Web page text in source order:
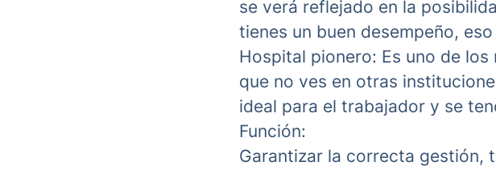
se verá reflejado en la
tienes un buen desempeño,
Hospital pionero: Es uno de
que no ves en otras
ideal para el trabajador y se
Función:
Garantizar la correcta gestión,